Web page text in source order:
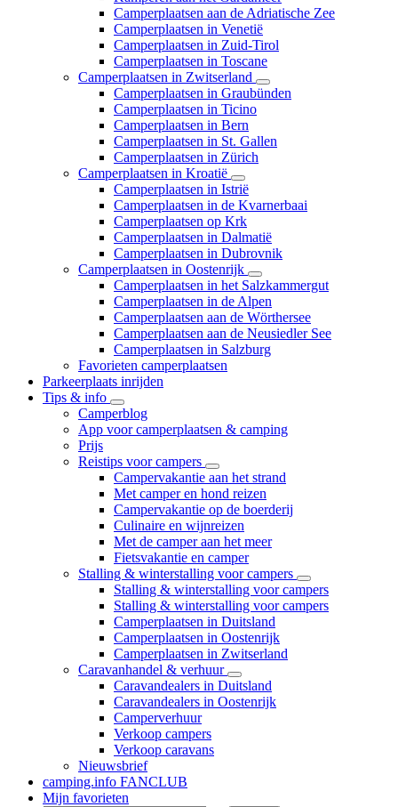
Camperplaatsen aan de Adriatische Zee
Camperplaatsen in Venetië
Camperplaatsen in Zuid-Tirol
Camperplaatsen in Toscane
Camperplaatsen in Zwitserland
Camperplaatsen in Graubünden
Camperplaatsen in Ticino
Camperplaatsen in Bern
Camperplaatsen in St. Gallen
Camperplaatsen in Zürich
Camperplaatsen in Kroatië
Camperplaatsen in Istrië
Camperplaatsen in de Kvarnerbaai
Camperplaatsen op Krk
Camperplaatsen in Dalmatië
Camperplaatsen in Dubrovnik
Camperplaatsen in Oostenrijk
Camperplaatsen in het Salzkammergut
Camperplaatsen in de Alpen
Camperplaatsen aan de Wörthersee
Camperplaatsen aan de Neusiedler See
Camperplaatsen in Salzburg
Favorieten camperplaatsen
Parkeerplaats inrijden
Tips & info
Camperblog
App voor camperplaatsen & camping
Prijs
Reistips voor campers
Campervakantie aan het strand
Met camper en hond reizen
Campervakantie op de boerderij
Culinaire en wijnreizen
Met de camper aan het meer
Fietsvakantie en camper
Stalling & winterstalling voor campers
Stalling & winterstalling voor campers
Stalling & winterstalling voor campers
Camperplaatsen in Duitsland
Camperplaatsen in Oostenrijk
Camperplaatsen in Zwitserland
Caravanhandel & verhuur
Caravandealers in Duitsland
Caravandealers in Oostenrijk
Camperverhuur
Verkoop campers
Verkoop caravans
Nieuwsbrief
camping.info FANCLUB
Mijn favorieten